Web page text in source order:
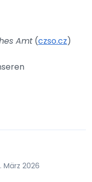
Amt (czso.cz)
2026